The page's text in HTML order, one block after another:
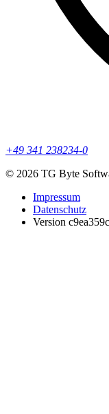
+49 341 238234-0
© 2026 TG Byte
Impressum
Datenschutz
Version c9ea359c